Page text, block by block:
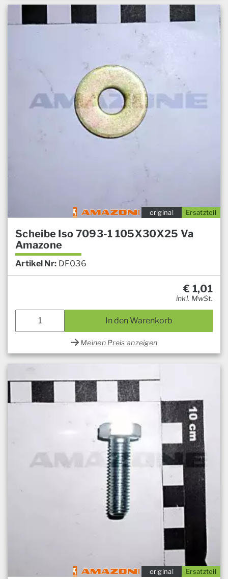
Ersatzteil
original
Scheibe Iso 7093-1 105X30X25 Va
Amazone
Artikel Nr: DF036
€ 1,01
inkl. MwSt.
In den Warenkorb
Meinen Preis anzeigen
Ersatzteil
original